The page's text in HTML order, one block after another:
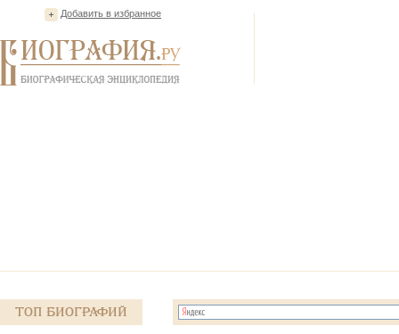
Добавить в избранное
Топ Биографий